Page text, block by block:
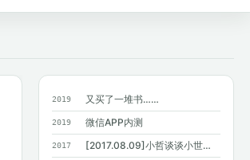
2019 又买了一堆书……
2019 微信APP内测
2017 [2017.08.09]小哲谈谈小世界六度分隔理论